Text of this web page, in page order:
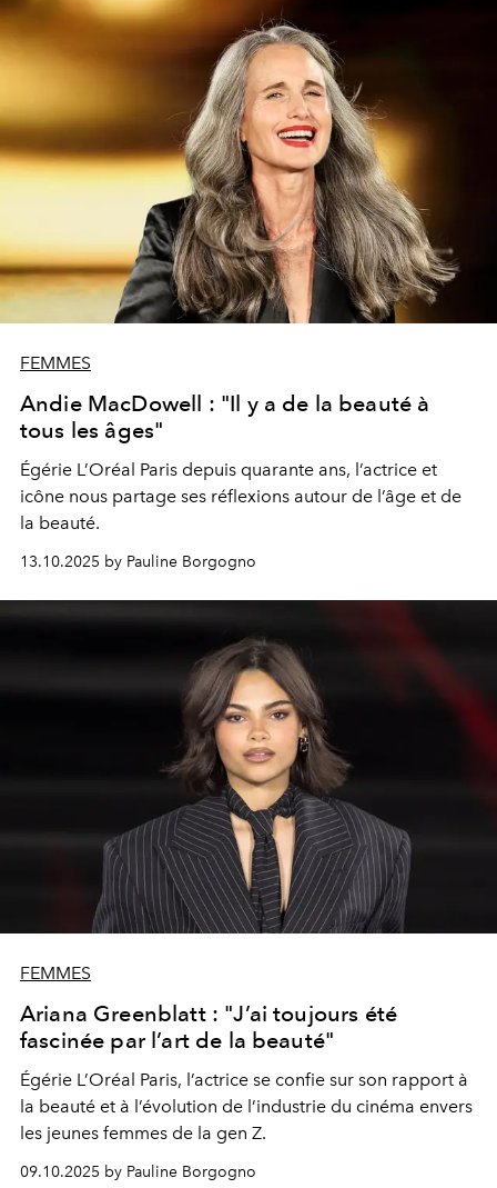
FEMMES
Andie MacDowell : "Il y a de la beauté à
tous les âges"
Égérie L’Oréal Paris depuis quarante ans, l’actrice et
icône nous partage ses réflexions autour de l’âge et de
la beauté.
13.10.2025 by Pauline Borgogno
FEMMES
Ariana Greenblatt : "J’ai toujours été
fascinée par l’art de la beauté"
Égérie L’Oréal Paris, l’actrice se confie sur son rapport à
la beauté et à l’évolution de l’industrie du cinéma envers
les jeunes femmes de la gen Z.
09.10.2025 by Pauline Borgogno